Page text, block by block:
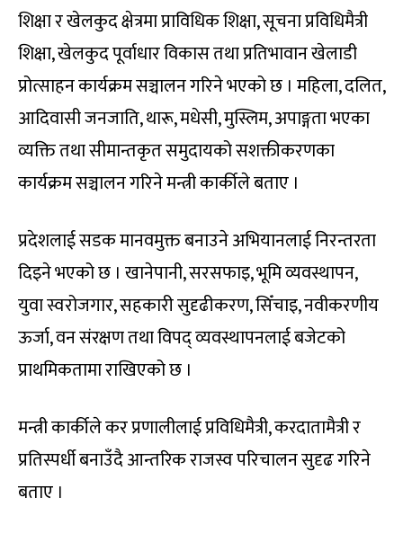
शिक्षा र खेलकुद क्षेत्रमा प्राविधिक शिक्षा, सूचना प्रविधिमैत्री
शिक्षा, खेलकुद पूर्वाधार विकास तथा प्रतिभावान खेलाडी
प्रोत्साहन कार्यक्रम सञ्चालन गरिने भएको छ । महिला, दलित,
आदिवासी जनजाति, थारू, मधेसी, मुस्लिम, अपाङ्गता भएका
व्यक्ति तथा सीमान्तकृत समुदायको सशक्तीकरणका
कार्यक्रम सञ्चालन गरिने मन्त्री कार्कीले बताए ।
प्रदेशलाई सडक मानवमुक्त बनाउने अभियानलाई निरन्तरता
दिइने भएको छ । खानेपानी, सरसफाइ, भूमि व्यवस्थापन,
युवा स्वरोजगार, सहकारी सुदृढीकरण, सिँचाइ, नवीकरणीय
ऊर्जा, वन संरक्षण तथा विपद् व्यवस्थापनलाई बजेटको
प्राथमिकतामा राखिएको छ ।
मन्त्री कार्कीले कर प्रणालीलाई प्रविधिमैत्री, करदातामैत्री र
प्रतिस्पर्धी बनाउँदै आन्तरिक राजस्व परिचालन सुदृढ गरिने
बताए ।